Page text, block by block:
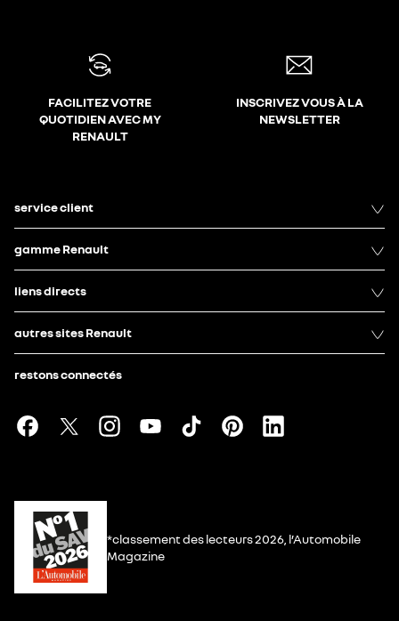
FACILITEZ VOTRE
QUOTIDIEN AVEC MY
RENAULT
INSCRIVEZ VOUS À LA
NEWSLETTER
service client
gamme Renault
liens directs
autres sites Renault
restons connectés
*classement des lecteurs 2026, l’Automobile
Magazine